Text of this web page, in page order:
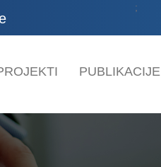
;
PUBLIKACIJE